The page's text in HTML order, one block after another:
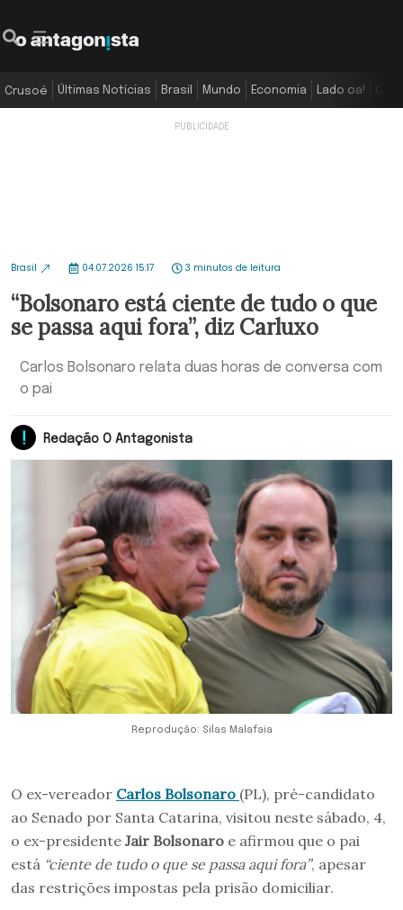
Crusoé Últimas Notícias Brasil Mundo Economia Lado oa!
Brasil 04.07.2026 15:17 3 minutos de leitura
“Bolsonaro está ciente de tudo o que
se passa aqui fora”, diz Carluxo
Carlos Bolsonaro relata duas horas de conversa com
o pai
Redação O Antagonista
Reprodução: Silas Malafaia
O ex-vereador Carlos Bolsonaro (PL), pré-candidato
ao Senado por Santa Catarina, visitou neste sábado, 4,
o ex-presidente Jair Bolsonaro e afirmou que o pai
está “ciente de tudo o que se passa aqui fora”, apesar
das restrições impostas pela prisão domiciliar.